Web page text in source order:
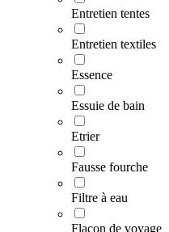
Entretien tentes
Entretien textiles
Essence
Essuie de bain
Etrier
Fausse fourche
Filtre à eau
Flacon de voyage